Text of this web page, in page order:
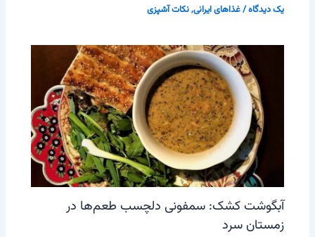
یک دیدگاه/غذاهای ایرانی,نکات آشپزی
آبگوشت کشک: سمفونی دلچسب طعم‌ها در
زمستان سرد